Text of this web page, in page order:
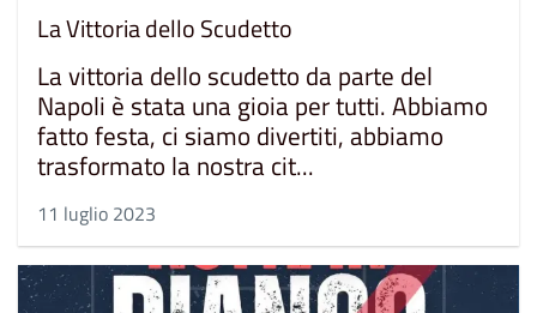
La Vittoria dello Scudetto
La vittoria dello scudetto da parte del
Napoli è stata una gioia per tutti. Abbiamo
fatto festa, ci siamo divertiti, abbiamo
trasformato la nostra cit...
11 luglio 2023